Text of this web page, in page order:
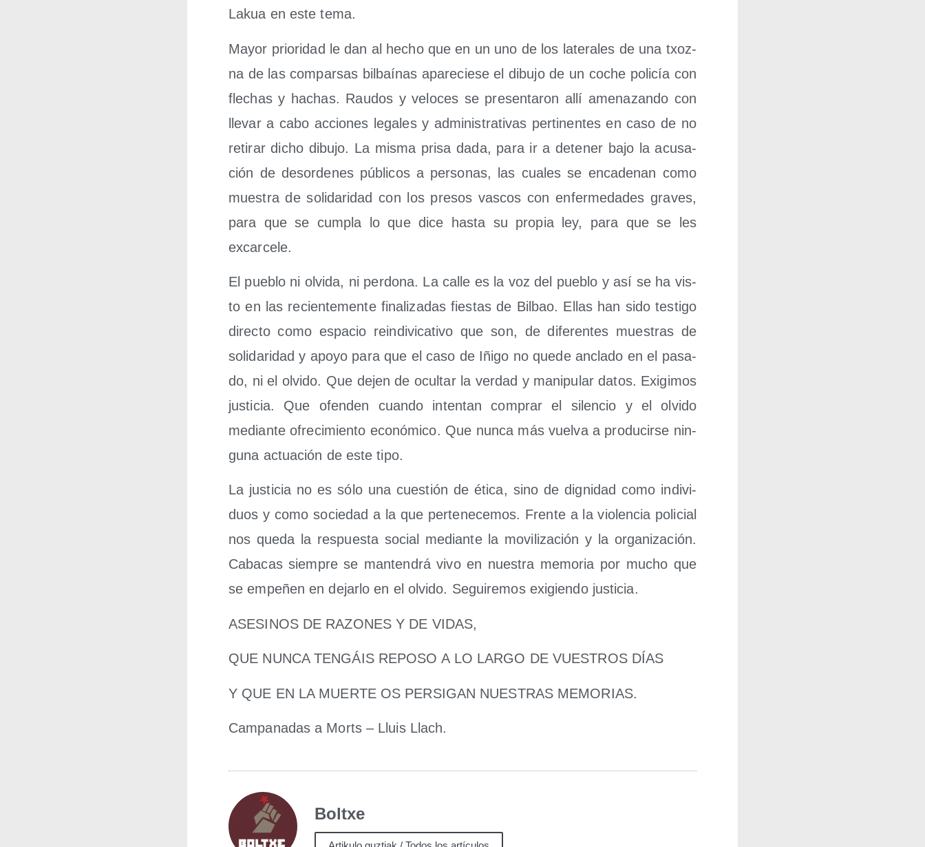
Lakua en este tema.
Mayor prio­ri­dad le dan al hecho que en un uno de los late­ra­les de una txoz­
na de las com­par­sas bil­baí­nas apa­re­cie­se el dibu­jo de un coche poli­cía con
fle­chas y hachas. Rau­dos y velo­ces se pre­sen­ta­ron allí ame­na­zan­do con
lle­var a cabo accio­nes lega­les y admi­nis­tra­ti­vas per­ti­nen­tes en caso de no
reti­rar dicho dibu­jo. La mis­ma pri­sa dada, para ir a dete­ner bajo la acu­sa­
ción de des­or­de­nes públi­cos a per­so­nas, las cua­les se enca­de­nan como
mues­tra de soli­da­ri­dad con los pre­sos vas­cos con enfer­me­da­des gra­ves,
para que se cum­pla lo que dice has­ta su pro­pia ley, para que se les
excarcele.
El pue­blo ni olvi­da, ni per­do­na. La calle es la voz del pue­blo y así se ha vis­
to en las recien­te­men­te fina­li­za­das fies­tas de Bil­bao. Ellas han sido tes­ti­go
direc­to como espa­cio rein­di­vi­ca­ti­vo que son, de dife­ren­tes mues­tras de
soli­da­ri­dad y apo­yo para que el caso de Iñi­go no que­de ancla­do en el pasa­
do, ni el olvi­do. Que dejen de ocul­tar la ver­dad y mani­pu­lar datos. Exi­gi­mos
jus­ti­cia. Que ofen­den cuan­do inten­tan com­prar el silen­cio y el olvi­do
median­te ofre­ci­mien­to eco­nó­mi­co. Que nun­ca más vuel­va a pro­du­cir­se nin­
gu­na actua­ción de este tipo.
La jus­ti­cia no es sólo una cues­tión de éti­ca, sino de dig­ni­dad como indi­vi­
duos y como socie­dad a la que per­te­ne­ce­mos. Fren­te a la vio­len­cia poli­cial
nos que­da la res­pues­ta social median­te la movi­li­za­ción y la orga­ni­za­ción.
Caba­cas siem­pre se man­ten­drá vivo en nues­tra memo­ria por mucho que
se empe­ñen en dejar­lo en el olvi­do. Segui­re­mos exi­gien­do justicia.
ASESINOS DE RAZONES Y DE VIDAS,
QUE NUNCA TENGÁIS REPOSO A LO LARGO DE VUESTROS DÍAS
Y QUE EN LA MUERTE OS PERSIGAN NUESTRAS MEMORIAS.
Cam­pa­na­das a Morts – Lluis Llach.
Boltxe